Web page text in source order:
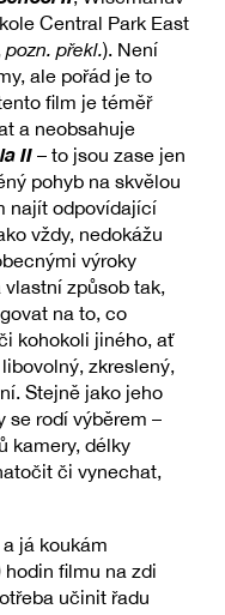
Central Park East
pozn. překl.). Není
ale pořád je to
film je téměř
a neobsahuje
II – to jsou zase jen
pohyb na skvělou
najít odpovídající
vždy, nedokážu
výroky
způsob tak,
na to, co
kohokoli jiného, ať
zkreslený,
Stejně jako jeho
se rodí výběrem –
kamery, délky
či vynechat,
já koukám
filmu na zdi
učinit řadu